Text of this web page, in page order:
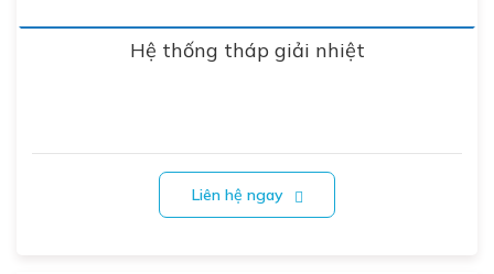
Hệ thống tháp giải nhiệt
Liên hệ ngay